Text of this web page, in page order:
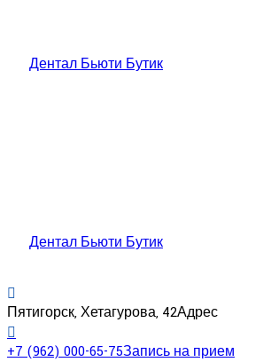
Дентал Бьюти Бутик
Дентал Бьюти Бутик
Пятигорск, Хетагурова, 42Адрес
+7 (962) 000-65-75Запись на прием